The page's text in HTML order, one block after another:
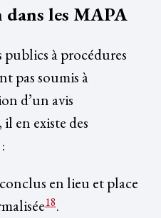
les MAPA
publics à procédures
pas soumis à
d’un avis
en existe des
en lieu et place
18.